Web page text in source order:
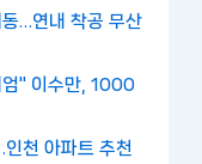
…연내 착공 무산
" 이수만, 1000
천 아파트 추천